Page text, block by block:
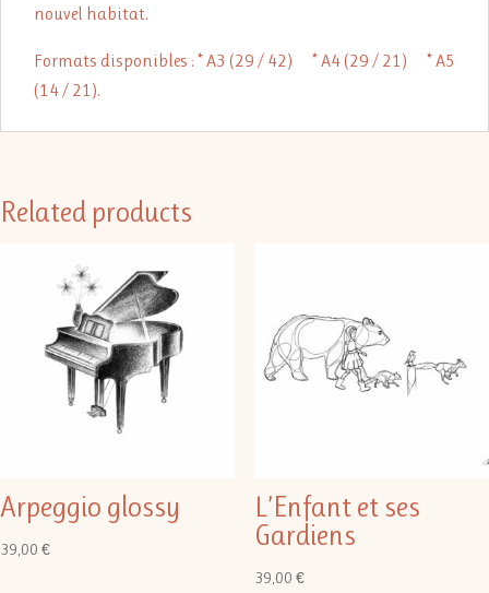
nouvel habitat.
Formats disponibles : * A3 (29 / 42) * A4 (29 / 21) * A5
(14 / 21).
Related products
Arpeggio glossy
39,00 €
L’Enfant et ses
Gardiens
39,00 €